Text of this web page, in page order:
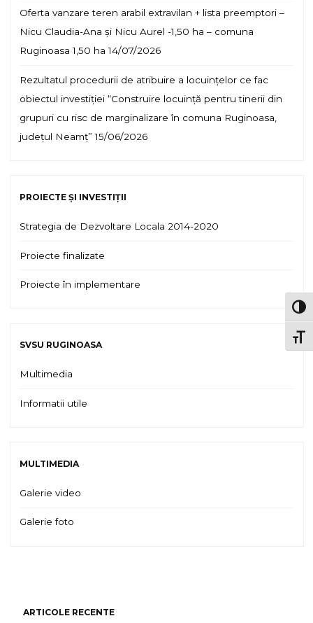
Oferta vanzare teren arabil extravilan + lista preemptori –
Nicu Claudia-Ana și Nicu Aurel -1,50 ha – comuna
Ruginoasa 1,50 ha 14/07/2026
Rezultatul procedurii de atribuire a locuințelor ce fac
obiectul investiției “Construire locuință pentru tinerii din
grupuri cu risc de marginalizare în comuna Ruginoasa,
județul Neamț” 15/06/2026
PROIECTE ȘI INVESTIȚII
Strategia de Dezvoltare Locala 2014-2020
Proiecte finalizate
Proiecte în implementare
SVSU RUGINOASA
Multimedia
Informatii utile
MULTIMEDIA
Galerie video
Galerie foto
ARTICOLE RECENTE